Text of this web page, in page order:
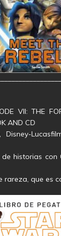
VII: THE
AND CD
Disney-
historias con
rareza, que es